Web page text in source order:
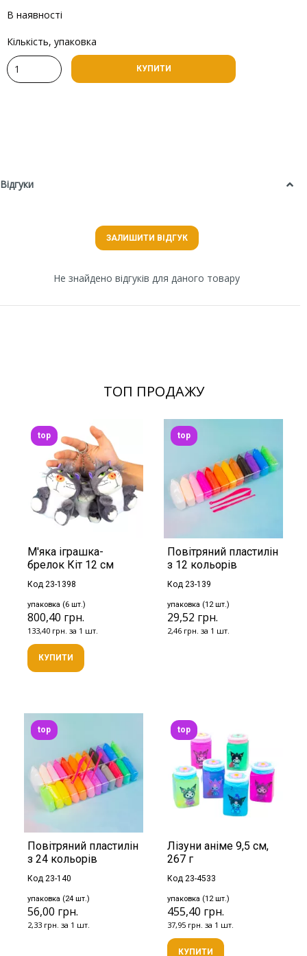
В наявності
Кількість, упаковка
КУПИТИ
Відгуки
ЗАЛИШИТИ ВІДГУК
Не знайдено відгуків для даного товару
ТОП ПРОДАЖУ
М'яка іграшка-
брелок Кіт 12 см
Код 23-1398
упаковка (6 шт.)
800,40 грн.
133,40 грн. за 1 шт.
top
КУПИТИ
Повітряний пластилін
з 12 кольорів
Код 23-139
упаковка (12 шт.)
29,52 грн.
2,46 грн. за 1 шт.
top
Повітряний пластилін
з 24 кольорів
Код 23-140
упаковка (24 шт.)
56,00 грн.
2,33 грн. за 1 шт.
top
Лізуни аніме 9,5 см,
267 г
Код 23-4533
упаковка (12 шт.)
455,40 грн.
37,95 грн. за 1 шт.
top
КУПИТИ